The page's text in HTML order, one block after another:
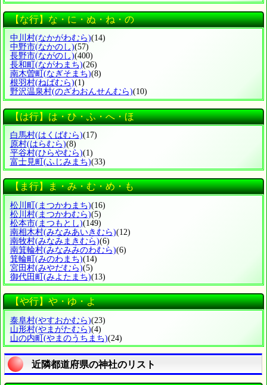
【な行】な・に・ぬ・ね・の
中川村(なかがわむら)(14)
中野市(なかのし)(57)
長野市(ながのし)(400)
長和町 (ながわまち)(26)
南木曽町 (なぎそまち)(8)
根羽村(ねばむら)(1)
野沢温泉村(のざわおんせんむら)(10)
【は行】は・ひ・ふ・へ・ほ
白馬村(はくばむら)(17)
原村(はらむら)(8)
平谷村(ひらやむら)(1)
富士見町 (ふじみまち)(33)
【ま行】ま・み・む・め・も
松川町 (まつかわまち)(16)
松川村(まつかわむら)(5)
松本市(まつもとし)(149)
南相木村(みなみあいきむら)(12)
南牧村(みなみまきむら)(6)
南箕輪村(みなみみのわむら)(6)
箕輪町 (みのわまち)(14)
宮田村(みやだむら)(5)
御代田町 (みよたまち)(13)
【や行】や・ゆ・よ
泰阜村(やすおかむら)(23)
山形村(やまがたむら)(4)
山の内町(やまのうちまち)(24)
近隣都道府県の神社のリスト